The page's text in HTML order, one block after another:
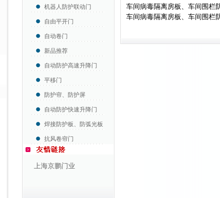
机器人防护联动门
自由平开门
自动卷门
新品推荐
自动防护高速升降门
平移门
防护帘、防护屏
自动防护快速升降门
焊接防护板、防弧光板
抗风卷帘门
上海京鹏门业
车间病毒隔离房板、车间围栏
车间病毒隔离房板、车间围栏